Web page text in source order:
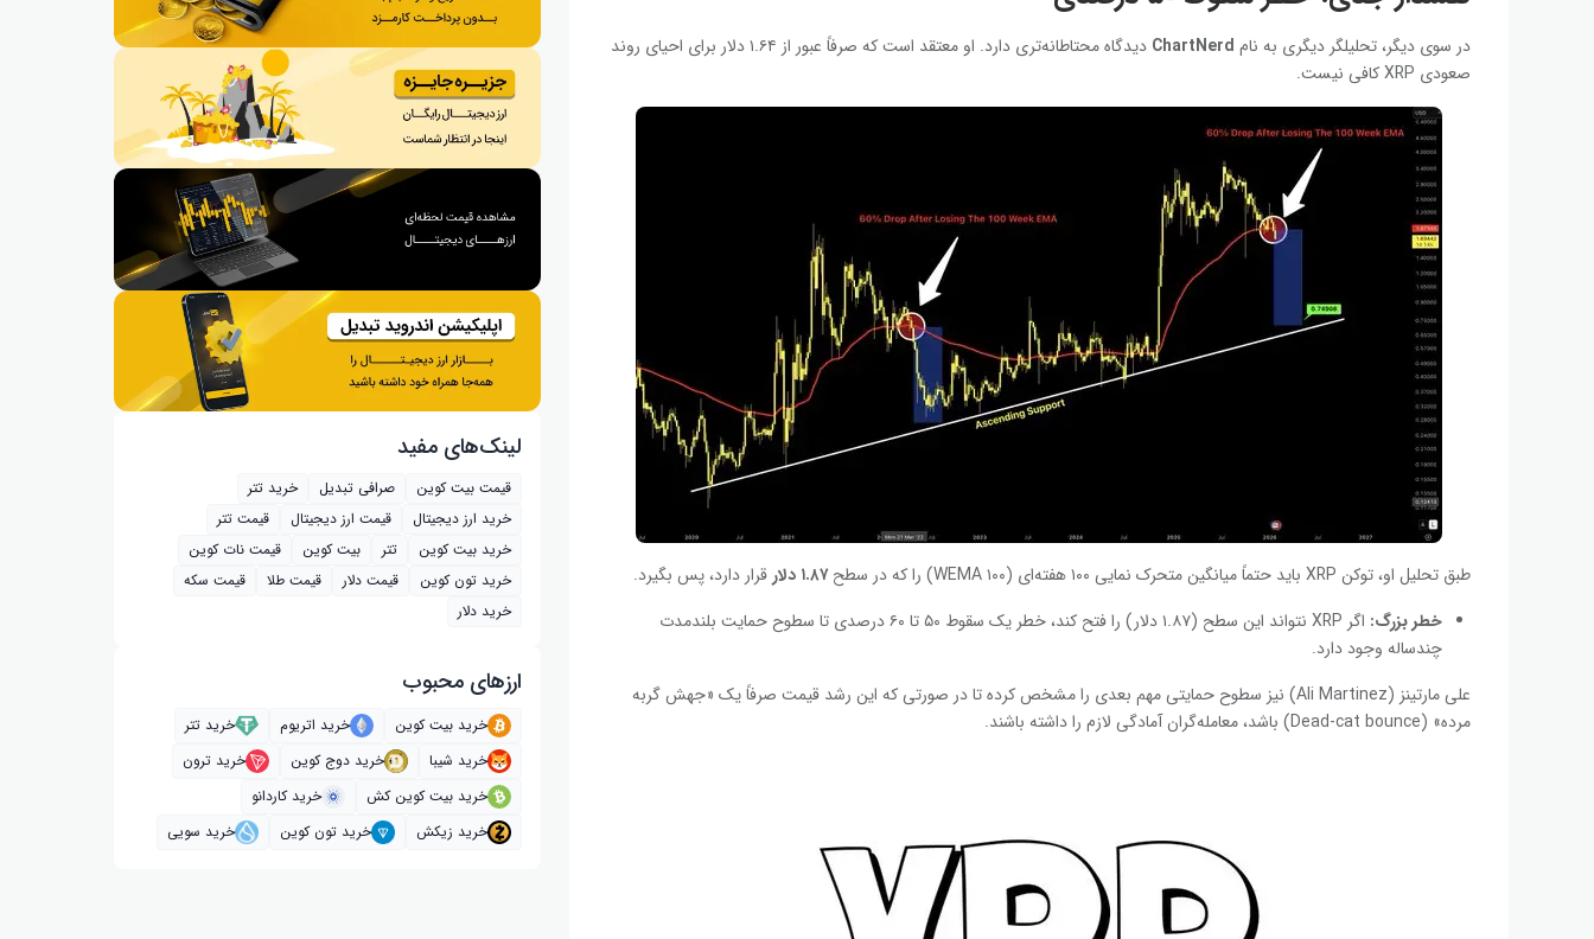
در سوی دیگر، تحلیلگر دیگری به نام ChartNerd
دیدگاه محتاطانه‌تری دارد. او معتقد است که صرفاً عبور از ۱.۶۴ دلار برای احیای روند
صعودی XRP کافی نیست.
طبق تحلیل او، توکن XRP باید حتماً میانگین متحرک نمایی ۱۰۰ هفته‌ای (۱۰۰ WEMA) را که در سطح ۱.۸۷ دلار قرار دارد، پس بگیرد.
خطر بزرگ:
اگر XRP نتواند این سطح (۱.۸۷ دلار) را فتح کند، خطر یک سقوط ۵۰ تا ۶۰ درصدی تا سطوح حمایت بلندمدت
چندساله وجود دارد.
علی مارتینز (Ali Martinez) نیز سطوح حمایتی مهم بعدی را مشخص کرده تا در صورتی که این رشد قیمت صرفاً یک «جهش گربه
مرده» (Dead-cat bounce) باشد، معامله‌گران آمادگی لازم را داشته باشند.
لینک‌های مفید
قیمت بیت کوین صرافی تبدیل
خرید تتر
خرید ارز دیجیتال
قیمت ارز دیجیتال
قیمت تتر
خرید بیت‌ کوین
تتر بیت کوین
قیمت نات کوین
خرید تون کوین
قیمت دلار قیمت طلا
قیمت سکه
خرید دلار
ارز‌های محبوب
خرید بیت کوین خرید اتریوم
خرید تتر
خرید شیبا
خرید دوج کوین
خرید ترون
خرید بیت کوین کش
خرید کاردانو
خرید زیکش
خرید تون کوین خرید سویی